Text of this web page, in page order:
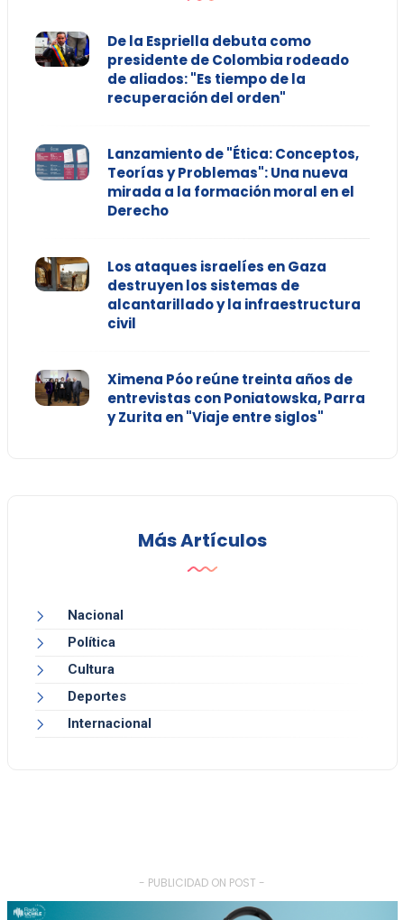
De la Espriella debuta como
presidente de Colombia rodeado
de aliados: "Es tiempo de la
recuperación del orden"
Lanzamiento de "Ética: Conceptos,
Teorías y Problemas": Una nueva
mirada a la formación moral en el
Derecho
Los ataques israelíes en Gaza
destruyen los sistemas de
alcantarillado y la infraestructura
civil
Ximena Póo reúne treinta años de
entrevistas con Poniatowska, Parra
y Zurita en "Viaje entre siglos"
Más Artículos
Nacional
Política
Cultura
Deportes
Internacional
- PUBLICIDAD ON POST -